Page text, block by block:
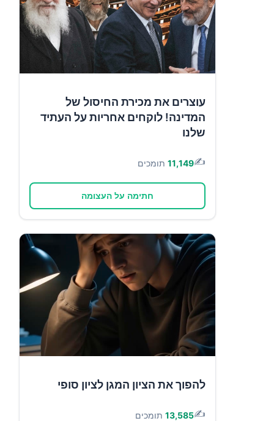
עוצרים את מכירת החיסול של
המדינה! לוקחים אחריות על העתיד
שלנו
✍️
11,149 תומכים
חתימה על העצומה
להפוך את הציון המגן לציון סופי
✍️
13,585 תומכים